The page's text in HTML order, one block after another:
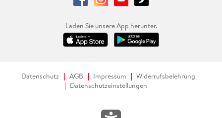
Laden Sie unsere App herunter.
Datenschutz AGB Impressum
Widerrufsbelehrung
Datenschutzeinstellungen